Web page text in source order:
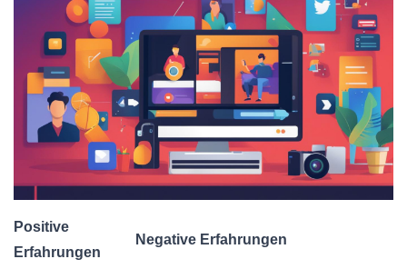
Positive
Erfahrungen
Negative Erfahrungen